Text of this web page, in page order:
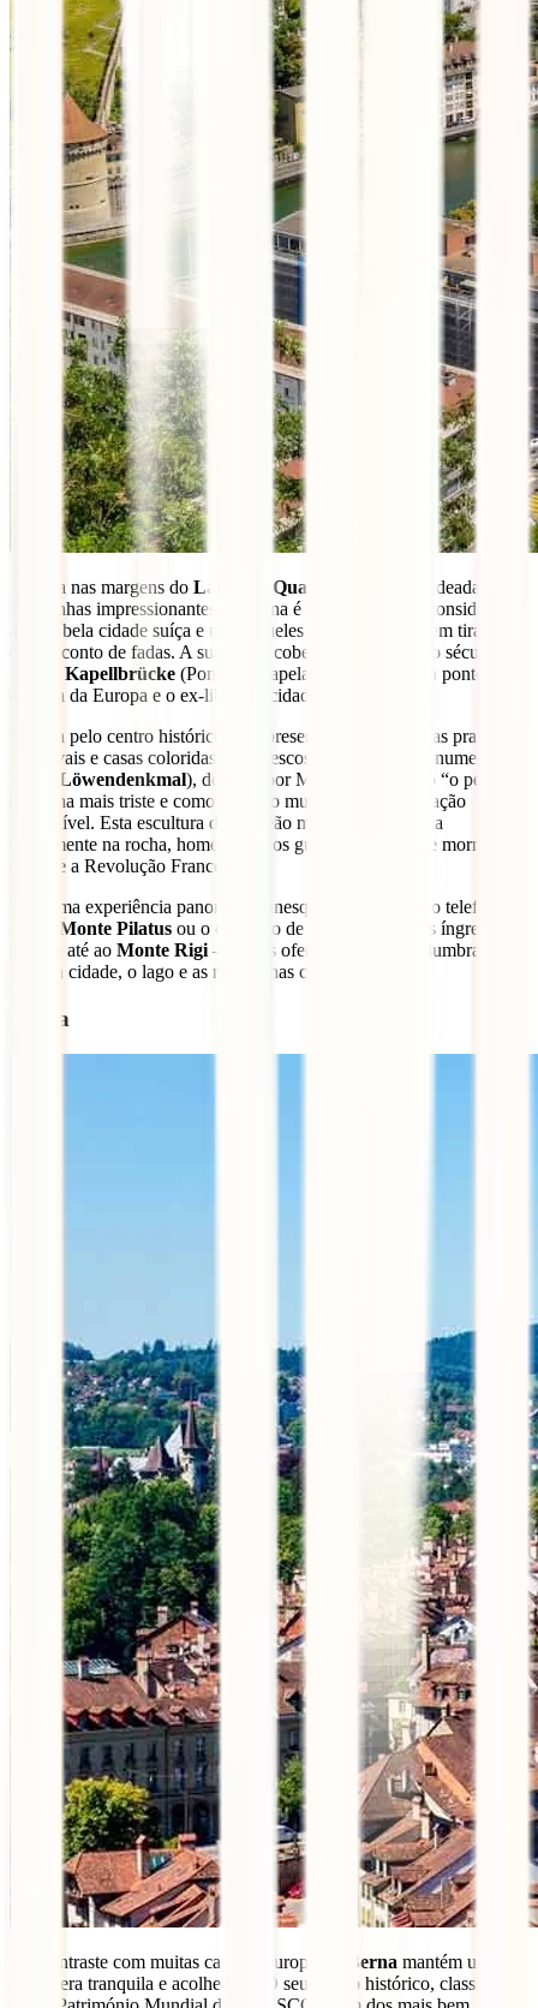
Situada nas margens do Lago dos Quatro Cantões
e rodeada por
montanhas impressionantes, Lucerna é frequentemente considerada
a mais bela cidade suíça e um daqueles locais que parecem tirados
de um conto de fadas. A sua ponte coberta de madeira do século
Kapellbrücke (Ponte da Capela), é a mais antiga ponte
coberta da Europa e o ex-libris da cidade.
Passeia pelo centro histórico bem preservado, com as suas praças
medievais e casas coloridas com frescos pintados. O Monumento do
Löwendenkmal), descrito por Mark Twain como “o pedaço
de rocha mais triste e comovente do mundo”, é outra atração
imperdível. Esta escultura de um leão moribundo, talhada
diretamente na rocha, homenageia os guardas suíços que morreram
durante a Revolução Francesa.
Para uma experiência panorâmica inesquecível, apanha o teleférico
Monte Pilatus ou o comboio de cremalheira mais íngreme do
mundo até ao Monte Rigi – ambos oferecem vistas deslumbrantes
sobre a cidade, o lago e as montanhas circundantes.
Berna
Em contraste com muitas capitais europeias, Berna mantém uma
atmosfera tranquila e acolhedora. O seu centro histórico, classificado